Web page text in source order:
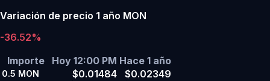
Variación de precio 1 año MON
-36.52%
Importe
Hoy 12:00 PM Hace 1 año
0.5 MON $0.01484 $0.02349